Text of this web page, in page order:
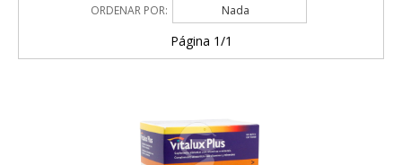
ORDENAR POR: Nada
Página 1/1